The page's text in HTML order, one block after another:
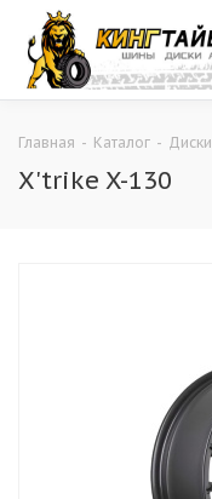
Главная - Каталог - Диски
X'trike X-130